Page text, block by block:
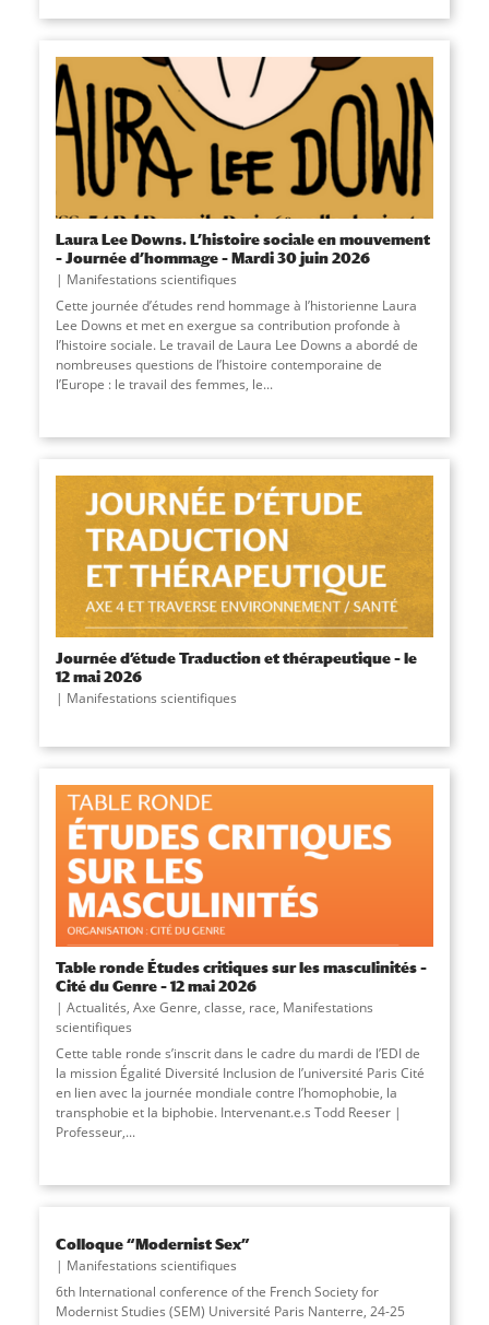
Laura Lee Downs. L’histoire sociale en mouvement
– Journée d’hommage – Mardi 30 juin 2026
Manifestations scientifiques
Cette journée d’études rend hommage à l’historienne Laura
Lee Downs et met en exergue sa contribution profonde à
l’histoire sociale. Le travail de Laura Lee Downs a abordé de
nombreuses questions de l’histoire contemporaine de
l’Europe : le travail des femmes, le...
Journée d’étude Traduction et thérapeutique – le
12 mai 2026
Manifestations scientifiques
Table ronde Études critiques sur les masculinités –
Cité du Genre – 12 mai 2026
Actualités, Axe Genre, classe, race, Manifestations
scientifiques
Cette table ronde s’inscrit dans le cadre du mardi de l’EDI de
la mission Égalité Diversité Inclusion de l’université Paris Cité
en lien avec la journée mondiale contre l’homophobie, la
transphobie et la biphobie. Intervenant.e.s Todd Reeser |
Professeur,...
Colloque “Modernist Sex”
Manifestations scientifiques
6th International conference of the French Society for
Modernist Studies (SEM) Université Paris Nanterre, 24-25